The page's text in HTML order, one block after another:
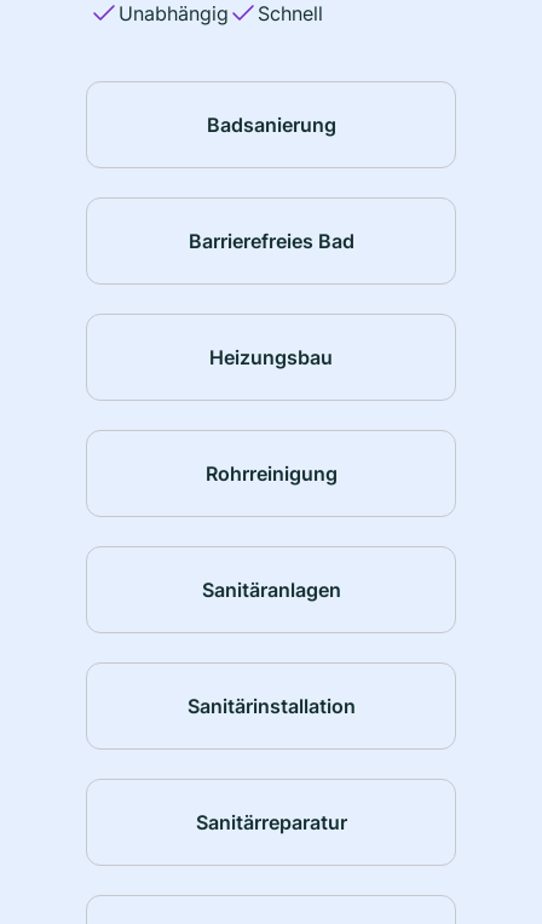
Unabhängig
Schnell
Badsanierung
Barrierefreies Bad
Heizungsbau
Rohrreinigung
Sanitäranlagen
Sanitärinstallation
Sanitärreparatur